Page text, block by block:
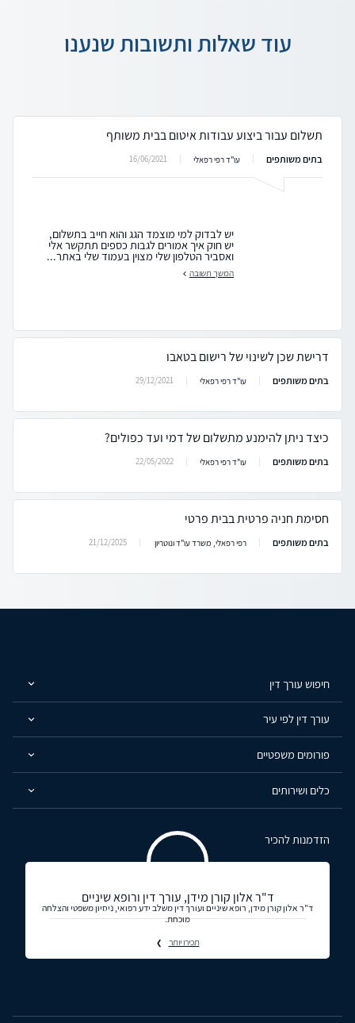
עוד שאלות ותשובות שנענו
תשלום עבור ביצוע עבודות איטום בבית משותף
בתים משותפים עו"ד רפי רפאלי 16/06/2021
יש לבדוק למי מוצמד הגג והוא חייב בתשלום,
יש חוק איך אמורים לגבות כספים תתקשר אלי
ואסביר הטלפון שלי מצוין בעמוד שלי באתר...
המשך תשובה
דרישת שכן לשינוי של רישום בטאבו
בתים משותפים עו"ד רפי רפאלי 29/12/2021
כיצד ניתן להימנע מתשלום של דמי ועד כפולים?
בתים משותפים עו"ד רפי רפאלי 22/05/2022
חסימת חניה פרטית בבית פרטי
בתים משותפים רפי רפאלי, משרד עו"ד ונוטריון 21/12/2025
חיפוש עורך דין
עורך דין לפי עיר
פורומים משפטיים
כלים ושירותים
הזדמנות להכיר
ד"ר אלון קורן מידן, עורך דין ורופא שיניים
ד"ר אלון קורן מידן, רופא שיניים ועורך דין משלב ידע רפואי, ניסיון משפטי והצלחה
מוכחת.
תכירו יותר